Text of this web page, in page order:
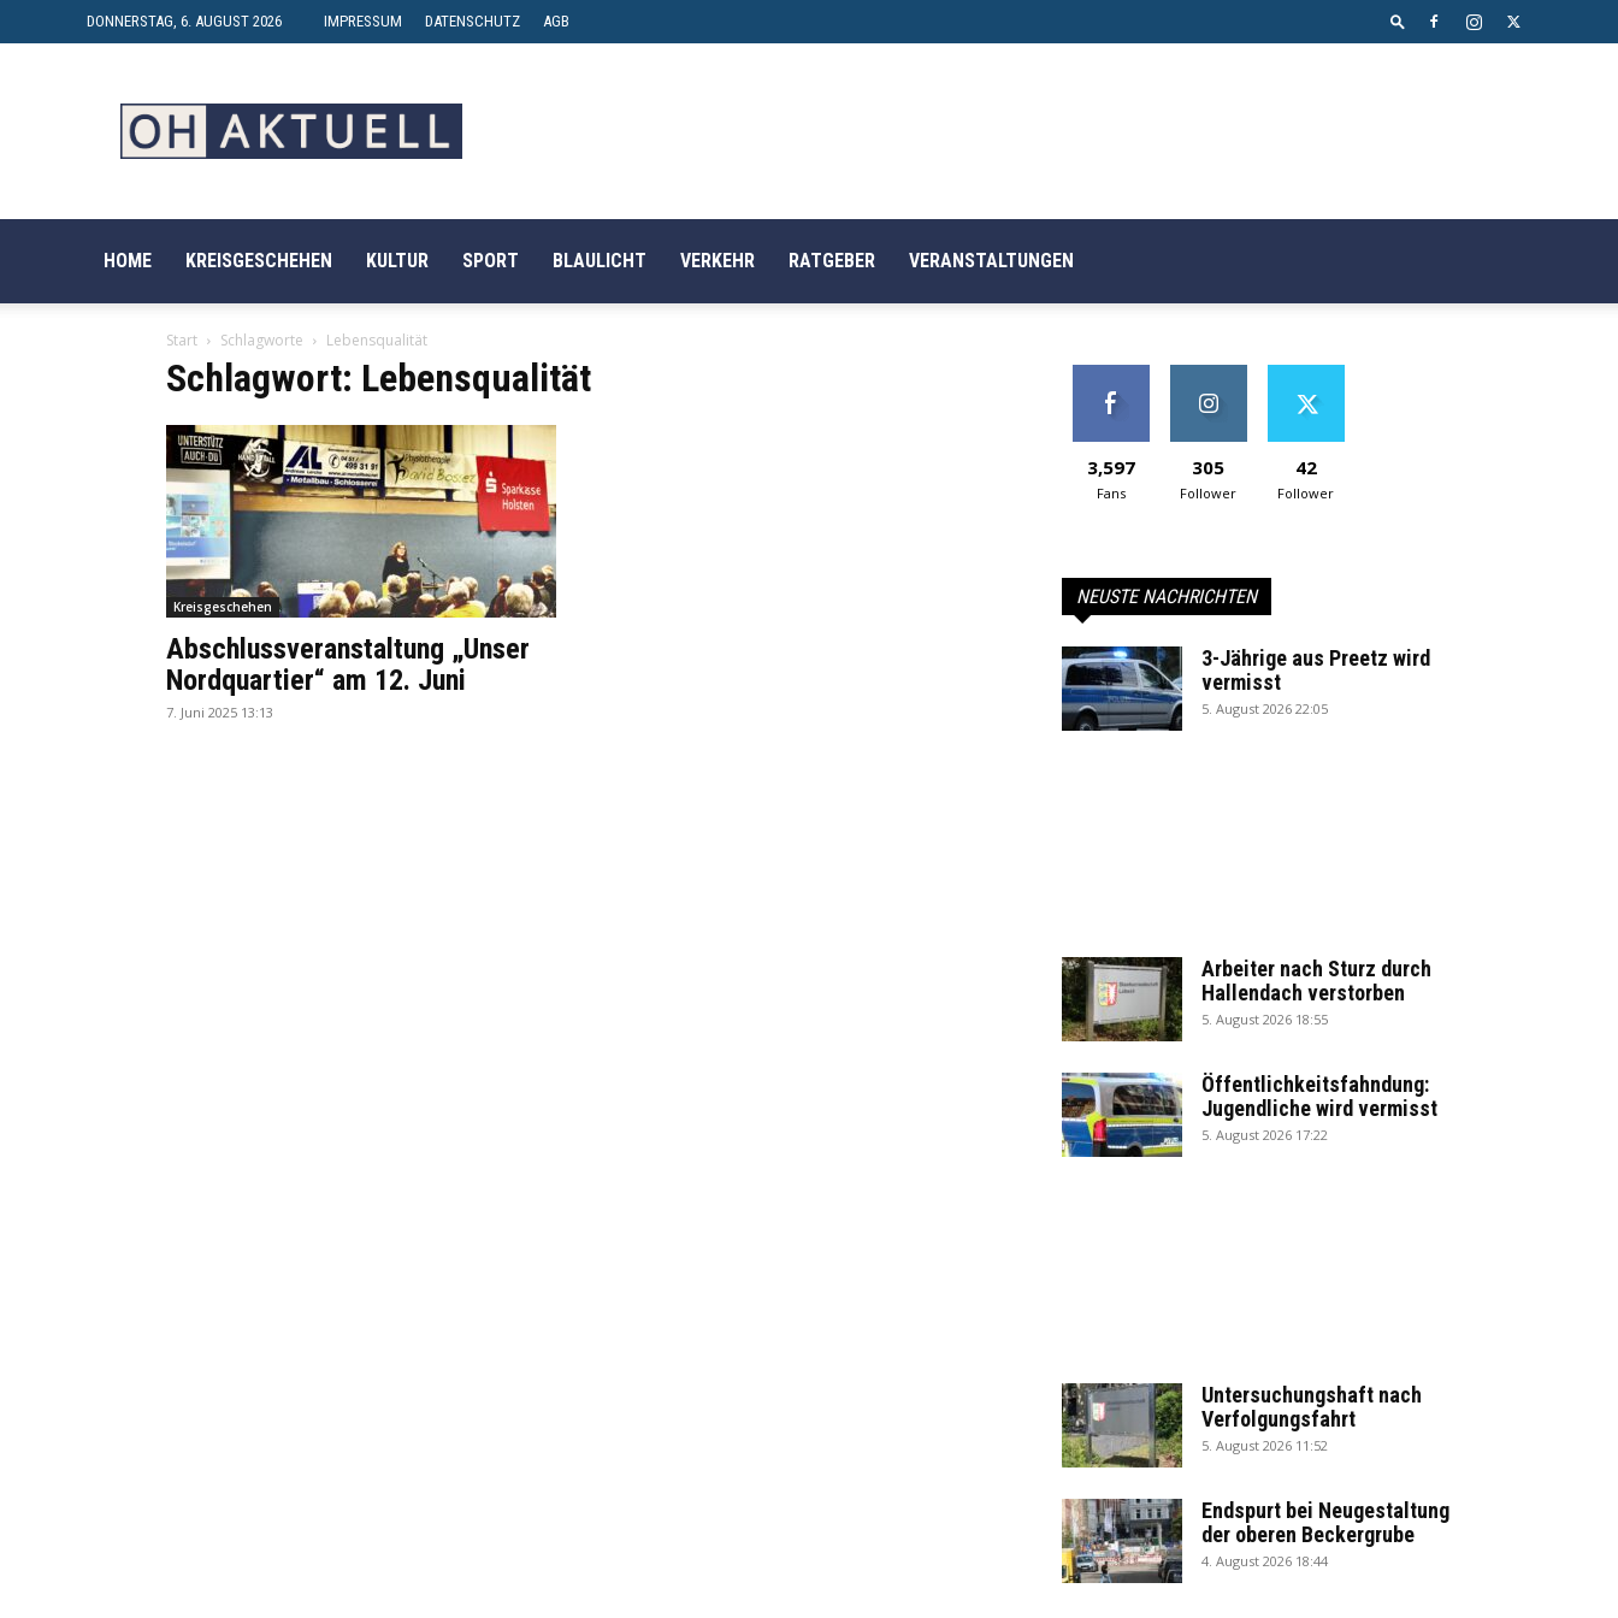
DONNERSTAG, 6. AUGUST 2026 IMPRESSUM DATENSCHUTZ AGB
AKTUELL
HOME KREISGESCHEHEN KULTUR SPORT BLAULICHT VERKEHR RATGEBER VERANSTALTUNGEN
Start Schlagworte Lebensqualität
Schlagwort: Lebensqualität
Kreisgeschehen
Abschlussveranstaltung „Unser
Nordquartier“ am 12. Juni
7. Juni 2025 13:13
3,597
Fans
305
Follower
42
Follower
NEUSTE NACHRICHTEN
3-Jährige aus Preetz wird
vermisst
5. August 2026 22:05
Arbeiter nach Sturz durch
Hallendach verstorben
5. August 2026 18:55
Öffentlichkeitsfahndung:
Jugendliche wird vermisst
5. August 2026 17:22
Untersuchungshaft nach
Verfolgungsfahrt
5. August 2026 11:52
Endspurt bei Neugestaltung
der oberen Beckergrube
4. August 2026 18:44